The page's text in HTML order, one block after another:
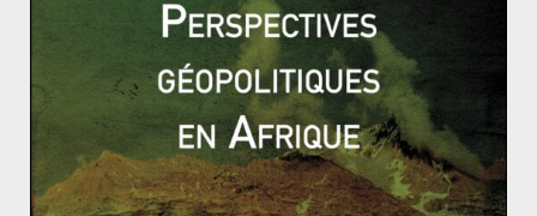
Gaza, un territoire qui ne connaît pas le sursis
Première victoire pour l’Etat palestinien
Spratleys, des îles pas comme les autres
5 mars 2015 0